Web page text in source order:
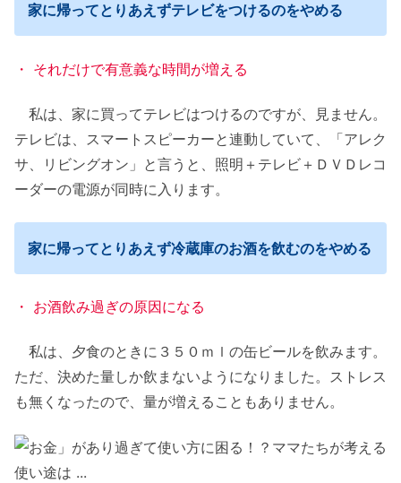
家に帰ってとりあえずテレビをつけるのをやめる
・ それだけで有意義な時間が増える
私は、家に買ってテレビはつけるのですが、見ません。
テレビは、スマートスピーカーと連動していて、「アレク
サ、リビングオン」と言うと、照明＋テレビ＋ＤＶＤレコ
ーダーの電源が同時に入ります。
家に帰ってとりあえず冷蔵庫のお酒を飲むのをやめる
・ お酒飲み過ぎの原因になる
私は、夕食のときに３５０ｍｌの缶ビールを飲みます。
ただ、決めた量しか飲まないようになりました。ストレス
も無くなったので、量が増えることもありません。